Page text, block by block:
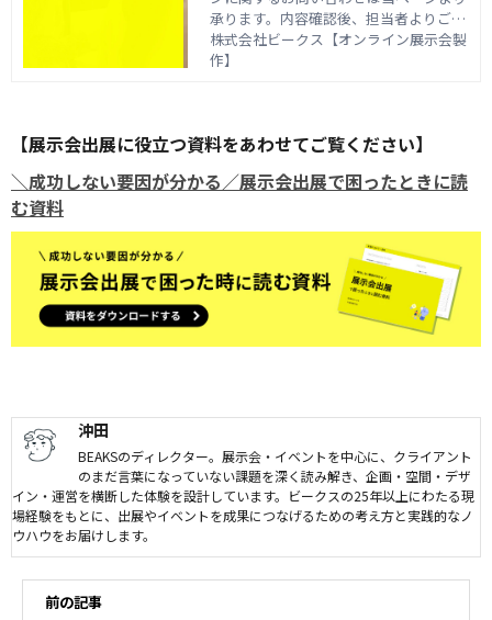
承ります。内容確認後、担当者よりご連
絡させていただきます。ビークスでは、
貴社専属のプロデューサーがオンライン
株式会社ビークス【オンライン展示会製
作】
【展示会出展に役立つ資料をあわせてご覧ください】
＼成功しない要因が分かる／展示会出展で困ったときに読
む資料
沖田
BEAKSのディレクター。展示会・イベントを中心に、クライアント
のまだ言葉になっていない課題を深く読み解き、企画・空間・デザ
イン・運営を横断した体験を設計しています。ビークスの25年以上にわたる現
場経験をもとに、出展やイベントを成果につなげるための考え方と実践的なノ
ウハウをお届けします。
前の記事